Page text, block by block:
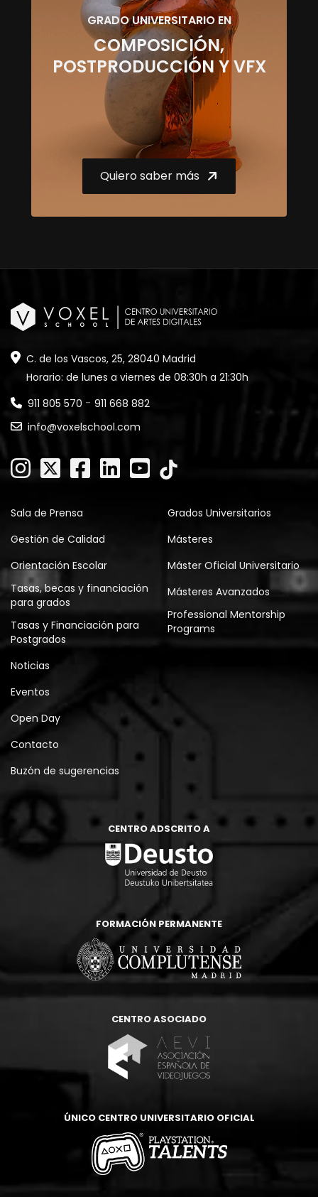
GRADO UNIVERSITARIO EN
COMPOSICIÓN,
POSTPRODUCCIÓN Y VFX
Quiero saber más
C. de los Vascos, 25, 28040 Madrid
Horario: de lunes a viernes de 08:30h a 21:30h
911 805 570 - 911 668 882
info@voxelschool.com
Sala de Prensa
Gestión de Calidad
Orientación Escolar
Tasas, becas y financiación
para grados
Tasas y Financiación para
Postgrados
Grados Universitarios
Másteres
Máster Oficial Universitario
Másteres Avanzados
Professional Mentorship
Programs
Noticias
Eventos
Open Day
Contacto
Buzón de sugerencias
CENTRO ADSCRITO A
FORMACIÓN PERMANENTE
CENTRO ASOCIADO
ÚNICO CENTRO UNIVERSITARIO OFICIAL